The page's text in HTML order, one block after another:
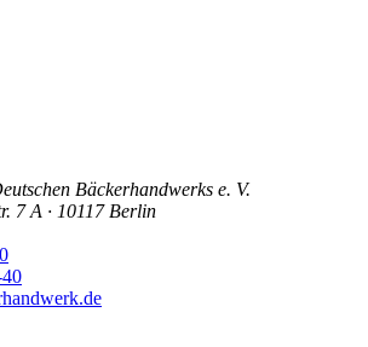
Bäckerhandwerks e. V.
7 A · 10117 Berlin